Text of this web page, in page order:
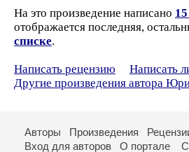
На это произведение написано
отображается последняя,
списке.
Написать рецензию
Написать
Другие произведения автора
Авторы Произведения
Вход для авторов
О портале